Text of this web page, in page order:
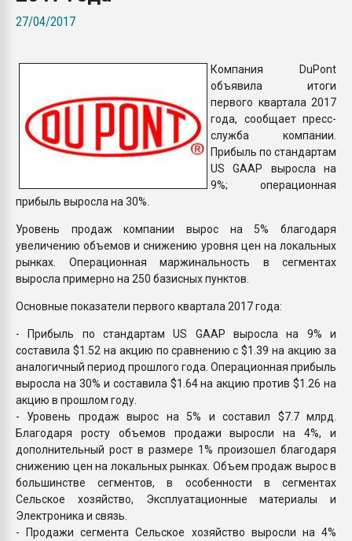
ПЕРЕЙТИ НА
27/04/2017
Компания DuPont
объявила итоги
первого квартала 2017
года, сообщает пресс-
служба компании.
Прибыль по стандартам
US GAAP выросла на
9%; операционная
прибыль выросла на 30%.
Уровень продаж компании вырос на 5% благодаря
увеличению объемов и снижению уровня цен на локальных
рынках. Операционная маржинальность в сегментах
выросла примерно на 250 базисных пунктов.
Основные показатели первого квартала 2017 года:
- Прибыль по стандартам US GAAP выросла на 9% и
составила $1.52 на акцию по сравнению с $1.39 на акцию за
аналогичный период прошлого года. Операционная прибыль
выросла на 30% и составила $1.64 на акцию против $1.26 на
акцию в прошлом году.
- Уровень продаж вырос на 5% и составил $7.7 млрд.
Благодаря росту объемов продажи выросли на 4%, и
дополнительный рост в размере 1% произошел благодаря
снижению цен на локальных рынках. Объем продаж вырос в
большинстве сегментов, в особенности в сегментах
Сельское хозяйство, Эксплуатационные материалы и
Электроника и связь.
- Продажи сегмента Сельское хозяйство выросли на 4%